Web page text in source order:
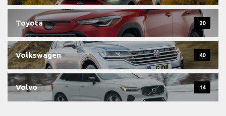
Toyota 20
Volkswagen 40
Volvo 14